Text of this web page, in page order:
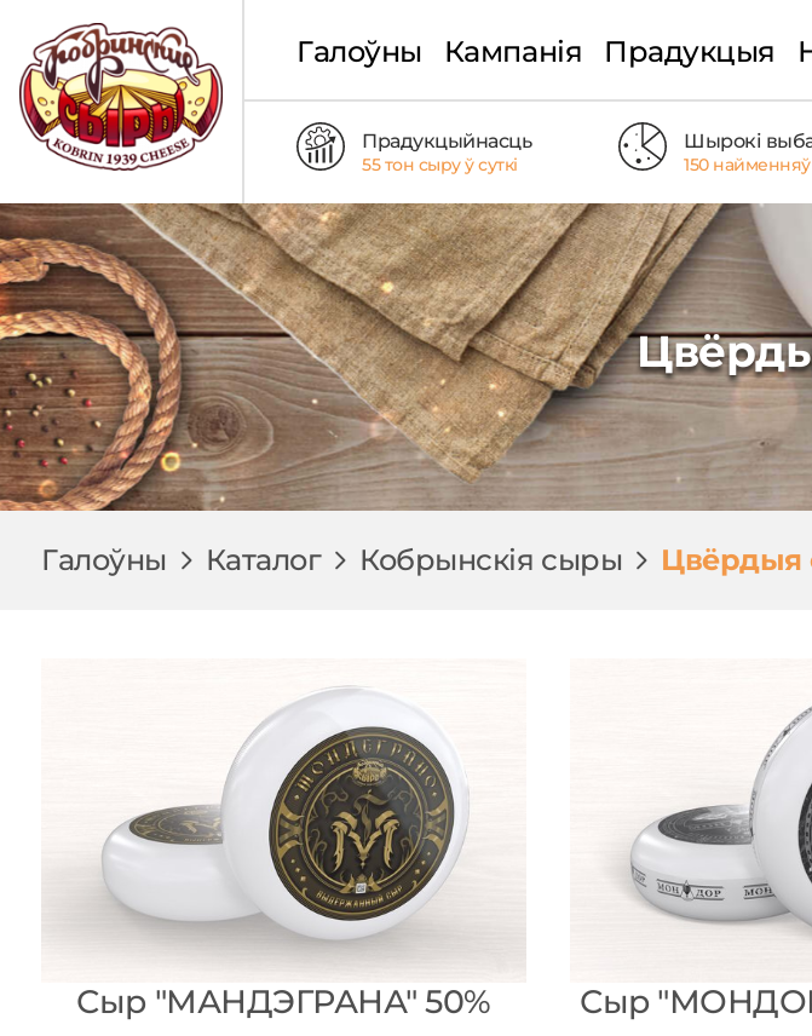
Галоўны Кампанія Прадукцыя
Прадукцыйнасць
55 тон сыру ў суткі
Шырокі
150 найменняў
Галоўны Каталог Кобрынскія сыры Цвёрдыя
Сыр "МАНДЭГРАНА" 50% Сыр "МОНДОР